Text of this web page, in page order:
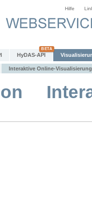
Hilfe
HyDAS-API
Interaktive Online-Visualisierung